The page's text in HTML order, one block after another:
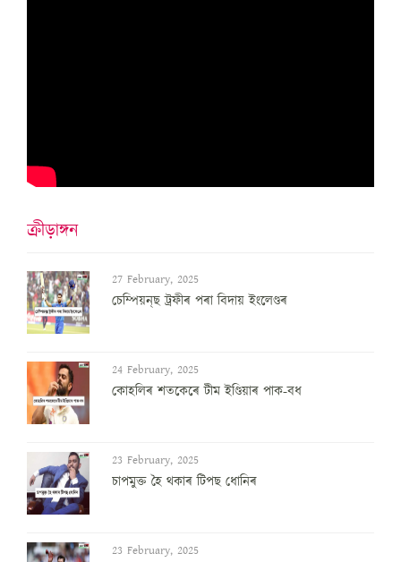
ক্ৰীড়াঙ্গন
27 February, 2025
চেম্পিয়ন্‌ছ ট্ৰফীৰ পৰা বিদায় ইংলেণ্ডৰ
24 February, 2025
কোহলিৰ শতকেৰে টীম ইণ্ডিয়াৰ পাক-বধ
23 February, 2025
চাপমুক্ত হৈ থকাৰ টিপছ ধোনিৰ
23 February, 2025